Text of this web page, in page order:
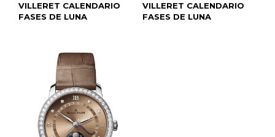
VILLERET CALENDARIO
FASES DE LUNA
VILLERET CALENDARIO
FASES DE LUNA